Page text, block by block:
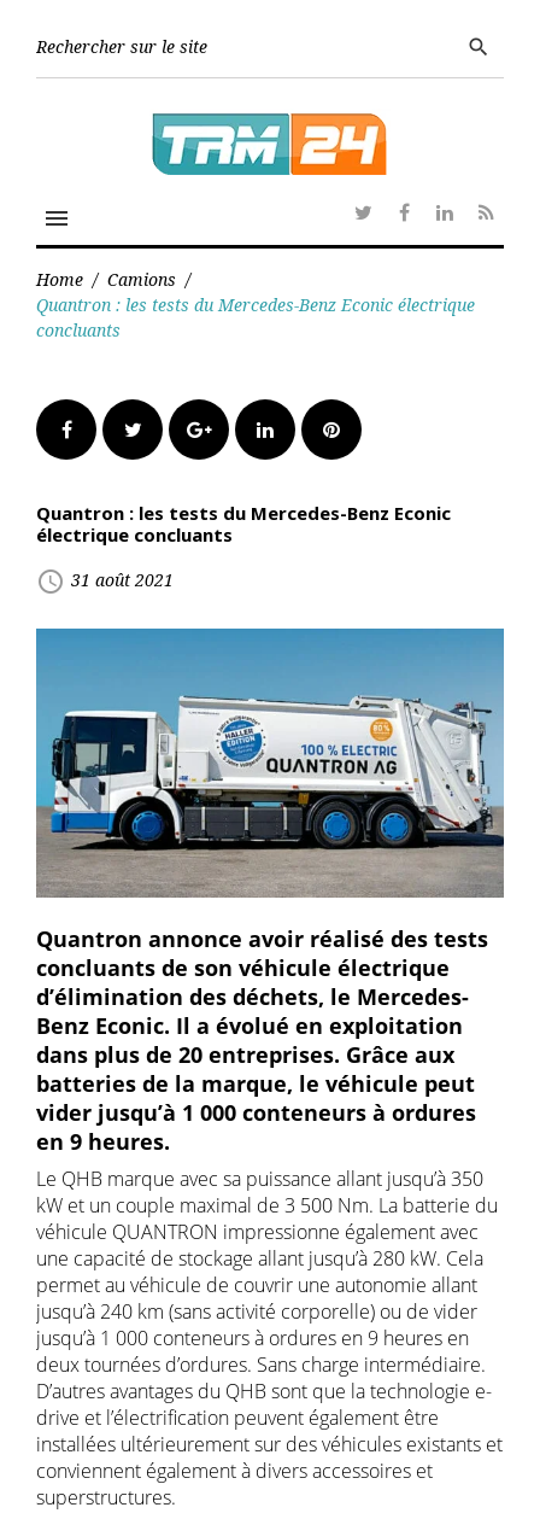
search
menu
TwitterFacebook
Linkedin
RSS
Home / Camions /
Quantron : les tests du Mercedes-Benz Econic électrique
concluants
FacebookTwitter Google+LinkedInPinterest
Quantron : les tests du Mercedes-Benz Econic
électrique concluants
access_time 31 août 2021
Quantron annonce avoir réalisé des tests
concluants de son véhicule électrique
d’élimination des déchets, le Mercedes-
Benz Econic. Il a évolué en exploitation
dans plus de 20 entreprises. Grâce aux
batteries de la marque, le véhicule peut
vider jusqu’à 1 000 conteneurs à ordures
en 9 heures.
Le QHB marque avec sa puissance allant jusqu’à 350
kW et un couple maximal de 3 500 Nm. La batterie du
véhicule QUANTRON impressionne également avec
une capacité de stockage allant jusqu’à 280 kW. Cela
permet au véhicule de couvrir une autonomie allant
jusqu’à 240 km (sans activité corporelle) ou de vider
jusqu’à 1 000 conteneurs à ordures en 9 heures en
deux tournées d’ordures. Sans charge intermédiaire.
D’autres avantages du QHB sont que la technologie e-
drive et l’électrification peuvent également être
installées ultérieurement sur des véhicules existants et
conviennent également à divers accessoires et
superstructures.